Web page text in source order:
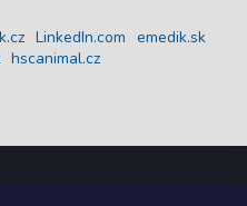
LinkedIn.com emedik.sk
hscanimal.cz